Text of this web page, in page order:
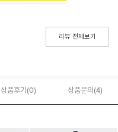
리뷰 전체보기
상품후기(0) 상품문의 (4)